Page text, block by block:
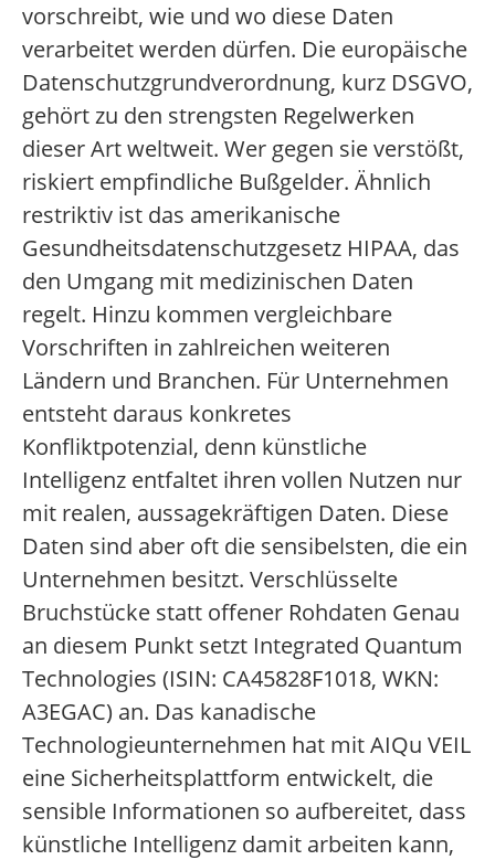
vorschreibt, wie und wo diese Daten
verarbeitet werden dürfen. Die europäische
Datenschutzgrundverordnung, kurz DSGVO,
gehört zu den strengsten Regelwerken
dieser Art weltweit. Wer gegen sie verstößt,
riskiert empfindliche Bußgelder. Ähnlich
restriktiv ist das amerikanische
Gesundheitsdatenschutzgesetz HIPAA, das
den Umgang mit medizinischen Daten
regelt. Hinzu kommen vergleichbare
Vorschriften in zahlreichen weiteren
Ländern und Branchen. Für Unternehmen
entsteht daraus konkretes
Konfliktpotenzial, denn künstliche
Intelligenz entfaltet ihren vollen Nutzen nur
mit realen, aussagekräftigen Daten. Diese
Daten sind aber oft die sensibelsten, die ein
Unternehmen besitzt. Verschlüsselte
Bruchstücke statt offener Rohdaten Genau
an diesem Punkt setzt Integrated Quantum
Technologies (ISIN: CA45828F1018, WKN:
A3EGAC) an. Das kanadische
Technologieunternehmen hat mit AIQu VEIL
eine Sicherheitsplattform entwickelt, die
sensible Informationen so aufbereitet, dass
künstliche Intelligenz damit arbeiten kann,